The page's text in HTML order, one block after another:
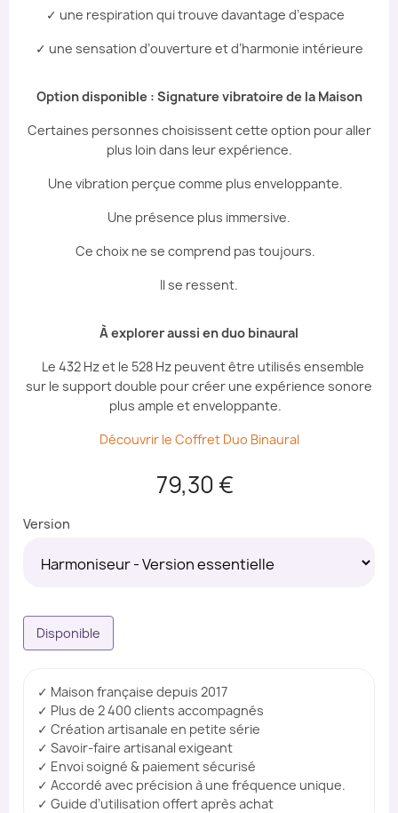
✓ une respiration qui trouve davantage d’espace
✓ une sensation d’ouverture et d’harmonie intérieure
Option disponible : Signature vibratoire de la Maison
Certaines personnes choisissent cette option pour aller
plus loin dans leur expérience.
Une vibration perçue comme plus enveloppante.
Une présence plus immersive.
Ce choix ne se comprend pas toujours.
Il se ressent.
À explorer aussi en duo binaural
Le 432 Hz et le 528 Hz peuvent être utilisés ensemble
sur le support double pour créer une expérience sonore
plus ample et enveloppante.
Découvrir le Coffret Duo Binaural
79,30 €
Version
Disponible
✓ Maison française depuis 2017
✓ Plus de 2 400 clients accompagnés
✓ Création artisanale en petite série
✓ Savoir-faire artisanal exigeant
✓ Envoi soigné & paiement sécurisé
✓ Accordé avec précision à une fréquence unique.
✓ Guide d’utilisation offert après achat